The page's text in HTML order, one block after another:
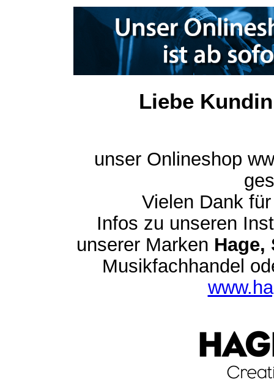
Liebe
unser Onlineshop
Vielen Dank
Infos zu unseren
unserer Marken Hage,
Musikfachhandel